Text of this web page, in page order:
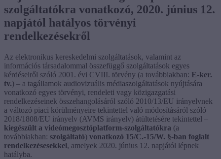
szolgáltatókra vonatkozó, 2020. június 12.
napjától hatályos törvényi
rendelkezésekről
Az elektronikus kereskedelmi szolgáltatások, valamint az
információs társadalommal összefüggő szolgáltatások egyes
kérdéseiről szóló 2001. évi CVIII. törvény (a továbbiakban: E-ker.
tv.) – a tagállamok audiovizuális médiaszolgáltatások nyújtására
vonatkozó egyes törvényi, rendeleti vagy közigazgatási
rendelkezéseinek összehangolásáról szóló 2010/13/EU irányelvnek
a változó piaci körülményeire tekintettel való módosításáról szóló
2018/1808/EU irányelv (AVMS irányelv) átültetésére tekintettel –
kiegészült a videómegosztóplatform-szolgáltatókra (a
továbbiakban: szolgáltató) vonatkozó 15/C.-15/W. §-ban foglalt
rendelkezésesekkel, amelyek 2020. június 12. napjától lépnek
hatályba.